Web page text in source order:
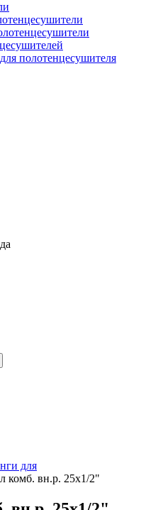
полотенцесушителя
для
комб. вн.р. 25x1/2"